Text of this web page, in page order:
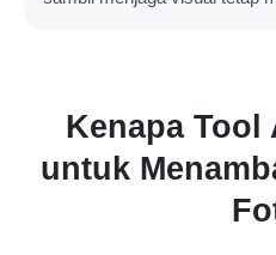
Kenapa Tool
untuk